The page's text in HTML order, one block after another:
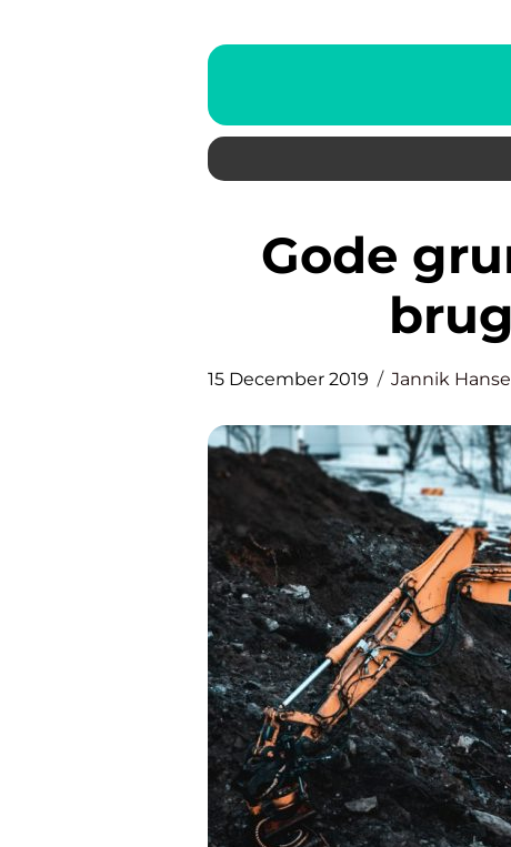
Gode grunde til at købe en
15 December 2019 Jannik